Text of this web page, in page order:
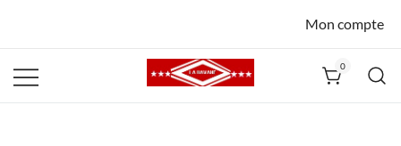
Mon compte
0